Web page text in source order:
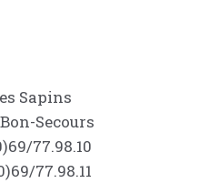
Sapins
Secours
77.98.10
77.98.11